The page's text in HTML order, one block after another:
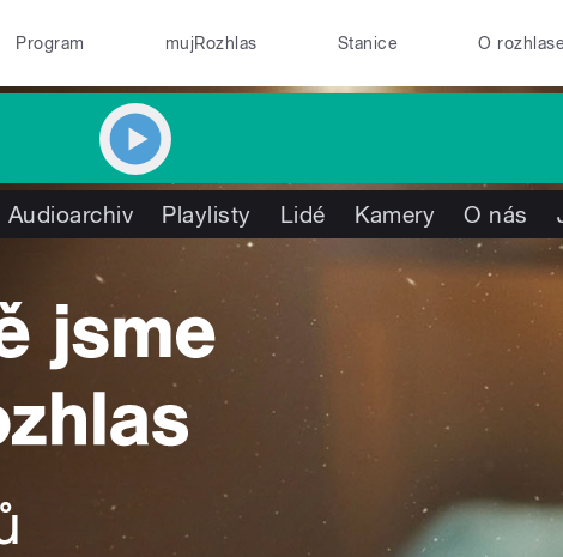
Program mujRozhlas Stanice O
Audioarchiv Playlisty Lidé Kamery O nás